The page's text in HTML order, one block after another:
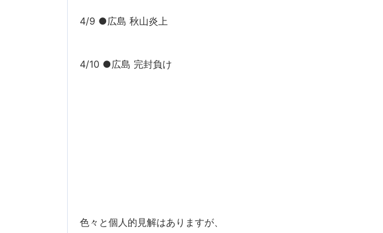
4/9 ●広島 秋山炎上
4/10 ●広島 完封負け
色々と個人的見解はありますが、